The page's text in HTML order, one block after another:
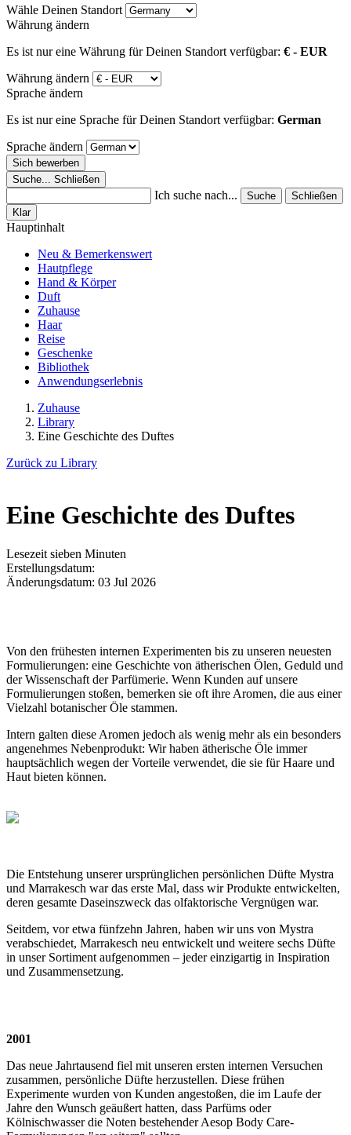
Wähle Deinen Standort
Währung ändern
Es ist nur eine Währung für Deinen Standort verfügbar: € - EUR
Währung ändern
Sprache ändern
Es ist nur eine Sprache für Deinen Standort verfügbar: German
Sprache ändern
Sich bewerben
Suche...
Schließen
Ich suche nach... Suche
Schließen
Klar
Hauptinhalt
Neu & Bemerkenswert
Hautpflege
Hand & Körper
Duft
Zuhause
Haar
Reise
Geschenke
Bibliothek
Anwendungserlebnis
Zuhause
Library
Eine Geschichte des Duftes
Zurück zu Library
Eine Geschichte des Duftes
Lesezeit sieben Minuten
Erstellungsdatum:
Änderungsdatum: 03 Jul 2026
Von den frühesten internen Experimenten bis zu unseren neuesten
Formulierungen: eine Geschichte von ätherischen Ölen, Geduld und
der Wissenschaft der Parfümerie. Wenn Kunden auf unsere
Formulierungen stoßen, bemerken sie oft ihre Aromen, die aus einer
Vielzahl botanischer Öle stammen.
Intern galten diese Aromen jedoch als wenig mehr als ein besonders
angenehmes Nebenprodukt: Wir haben ätherische Öle immer
hauptsächlich wegen der Vorteile verwendet, die sie für Haare und
Haut bieten können.
Die Entstehung unserer ursprünglichen persönlichen Düfte Mystra
und Marrakesch war das erste Mal, dass wir Produkte entwickelten,
deren gesamte Daseinszweck das olfaktorische Vergnügen war.
Seitdem, vor etwa fünfzehn Jahren, haben wir uns von Mystra
verabschiedet, Marrakesch neu entwickelt und weitere sechs Düfte
in unser Sortiment aufgenommen – jeder einzigartig in Inspiration
und Zusammensetzung.
2001
Das neue Jahrtausend fiel mit unseren ersten internen Versuchen
zusammen, persönliche Düfte herzustellen. Diese frühen
Experimente wurden von Kunden angestoßen, die im Laufe der
Jahre den Wunsch geäußert hatten, dass Parfüms oder
Kölnischwasser die Noten bestehender Aesop Body Care-